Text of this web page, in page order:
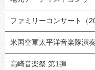
ファミリーコンサート（
米国空軍太平洋音楽隊演
高崎音楽祭 第1弾